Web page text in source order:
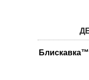
Блискавка™